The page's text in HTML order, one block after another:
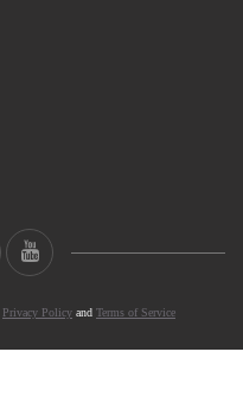
Privacy Policy and Terms of Service